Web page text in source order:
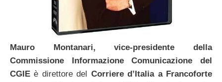
Mauro Montanari, vice-presidente della
Commissione Informazione Comunicazione del
CGIE è direttore del Corriere d’Italia a Francoforte